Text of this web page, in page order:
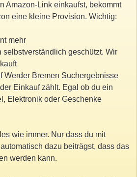
Amazon-Link einkaufst, bekommt
eine kleine Provision. Wichtig:
mehr
geschützt. Wir
Werder Bremen Suchergebnisse
Einkauf zählt. Egal ob du ein
Elektronik oder Geschenke
wie immer. Nur dass du mit
dazu beiträgst, dass das
werden kann.